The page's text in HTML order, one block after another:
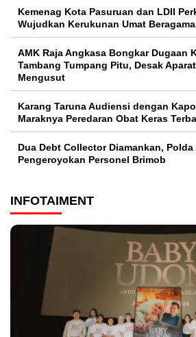
Kemenag Kota Pasuruan dan LDII
Wujudkan Kerukunan Umat Beragama
AMK Raja Angkasa Bongkar Dugaan
Tambang Tumpang Pitu, Desak
Mengusut
Karang Taruna Audiensi dengan
Maraknya Peredaran Obat Keras
Dua Debt Collector Diamankan,
Pengeroyokan Personel Brimob
INFOTAIMENT